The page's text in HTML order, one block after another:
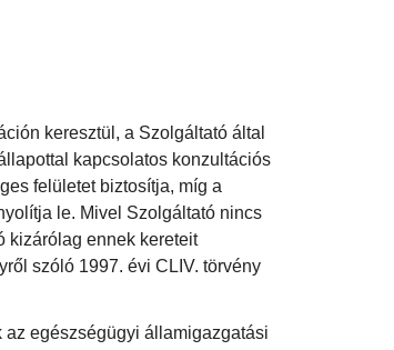
keresztül, a Szolgáltató által
kapcsolatos konzultációs
felületet biztosítja, míg a
le. Mivel Szolgáltató nincs
kizárólag ennek kereteit
szóló 1997. évi CLIV. törvény
egészségügyi államigazgatási